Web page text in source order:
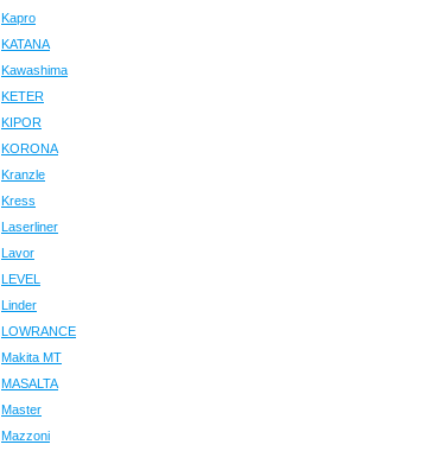
Kapro
KATANA
Kawashima
KETER
KIPOR
KORONA
Kranzle
Kress
Laserliner
Lavor
LEVEL
Linder
LOWRANCE
Makita MT
MASALTA
Master
Mazzoni